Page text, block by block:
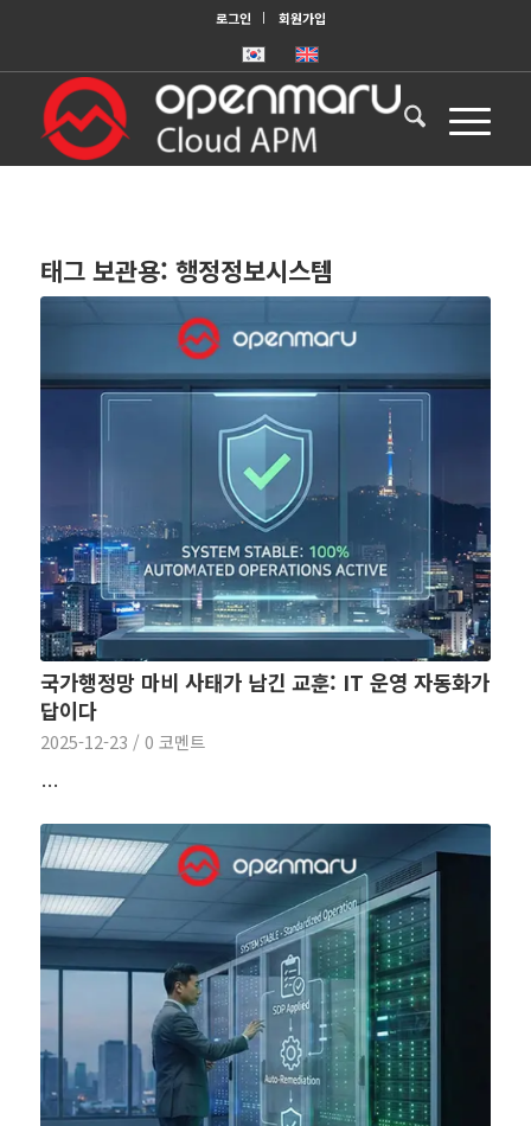
로그인 회원가입
태그 보관용: 행정정보시스템
국가행정망 마비 사태가 남긴 교훈: IT 운영 자동화가
답이다
2025-12-23 / 0 코멘트
…